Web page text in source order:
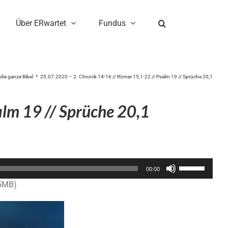
Über ERwartet Fundus
ganze Bibel 25.07.2020 – 2. Chronik 14-16 // Römer 15,1-22 // Psalm 19 // Sprüche 20,1
19 // Sprüche 20,1
00:00